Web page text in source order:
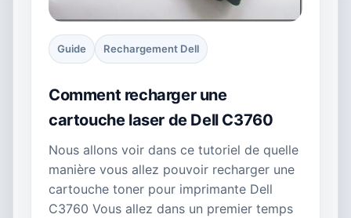
Guide Rechargement Dell
Comment recharger une
cartouche laser de Dell C3760
Nous allons voir dans ce tutoriel de quelle
manière vous allez pouvoir recharger une
cartouche toner pour imprimante Dell
C3760 Vous allez dans un premier temps